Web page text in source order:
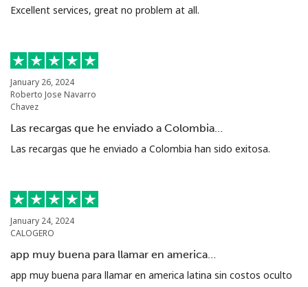
Excellent services, great no problem at all.
January 26, 2024
Roberto Jose Navarro
Chavez
Las recargas que he enviado a Colombia…
Las recargas que he enviado a Colombia han sido exitosa.
January 24, 2024
CALOGERO
app muy buena para llamar en america…
app muy buena para llamar en america latina sin costos oculto